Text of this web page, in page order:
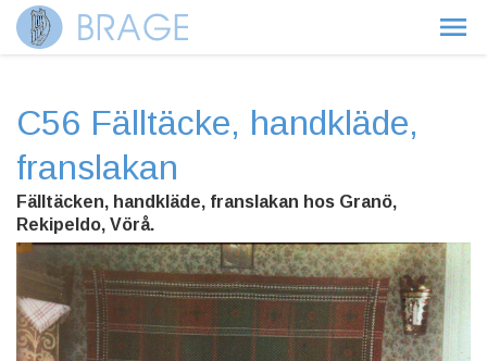
C56 Fälltäcke, handkläde,
franslakan
Fälltäcken, handkläde, franslakan hos Granö,
Rekipeldo, Vörå.